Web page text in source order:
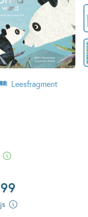
Leesfragment
99